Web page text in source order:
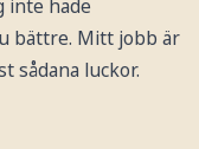
inte hade
bättre. Mitt jobb är
sådana luckor.